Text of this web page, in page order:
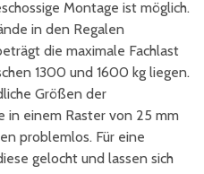
Montage ist möglich.
in den Regalen
die maximale Fachlast
1300 und 1600 kg liegen.
Größen der
in einem Raster von 25 mm
problemlos. Für eine
gelocht und lassen sich